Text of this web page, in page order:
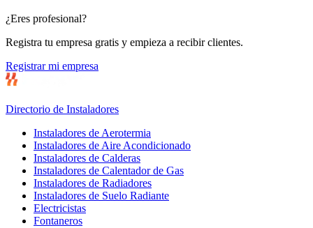
¿Eres profesional?
Registra tu empresa gratis y empieza a recibir clientes.
Registrar mi empresa
Directorio de Instaladores
Instaladores de Aerotermia
Instaladores de Aire Acondicionado
Instaladores de Calderas
Instaladores de Calentador de Gas
Instaladores de Radiadores
Instaladores de Suelo Radiante
Electricistas
Fontaneros